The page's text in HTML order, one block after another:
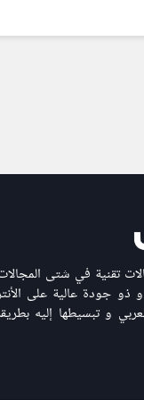
تقنية في شتى المجالات
جودة عالية على
و تبسيطها إليه